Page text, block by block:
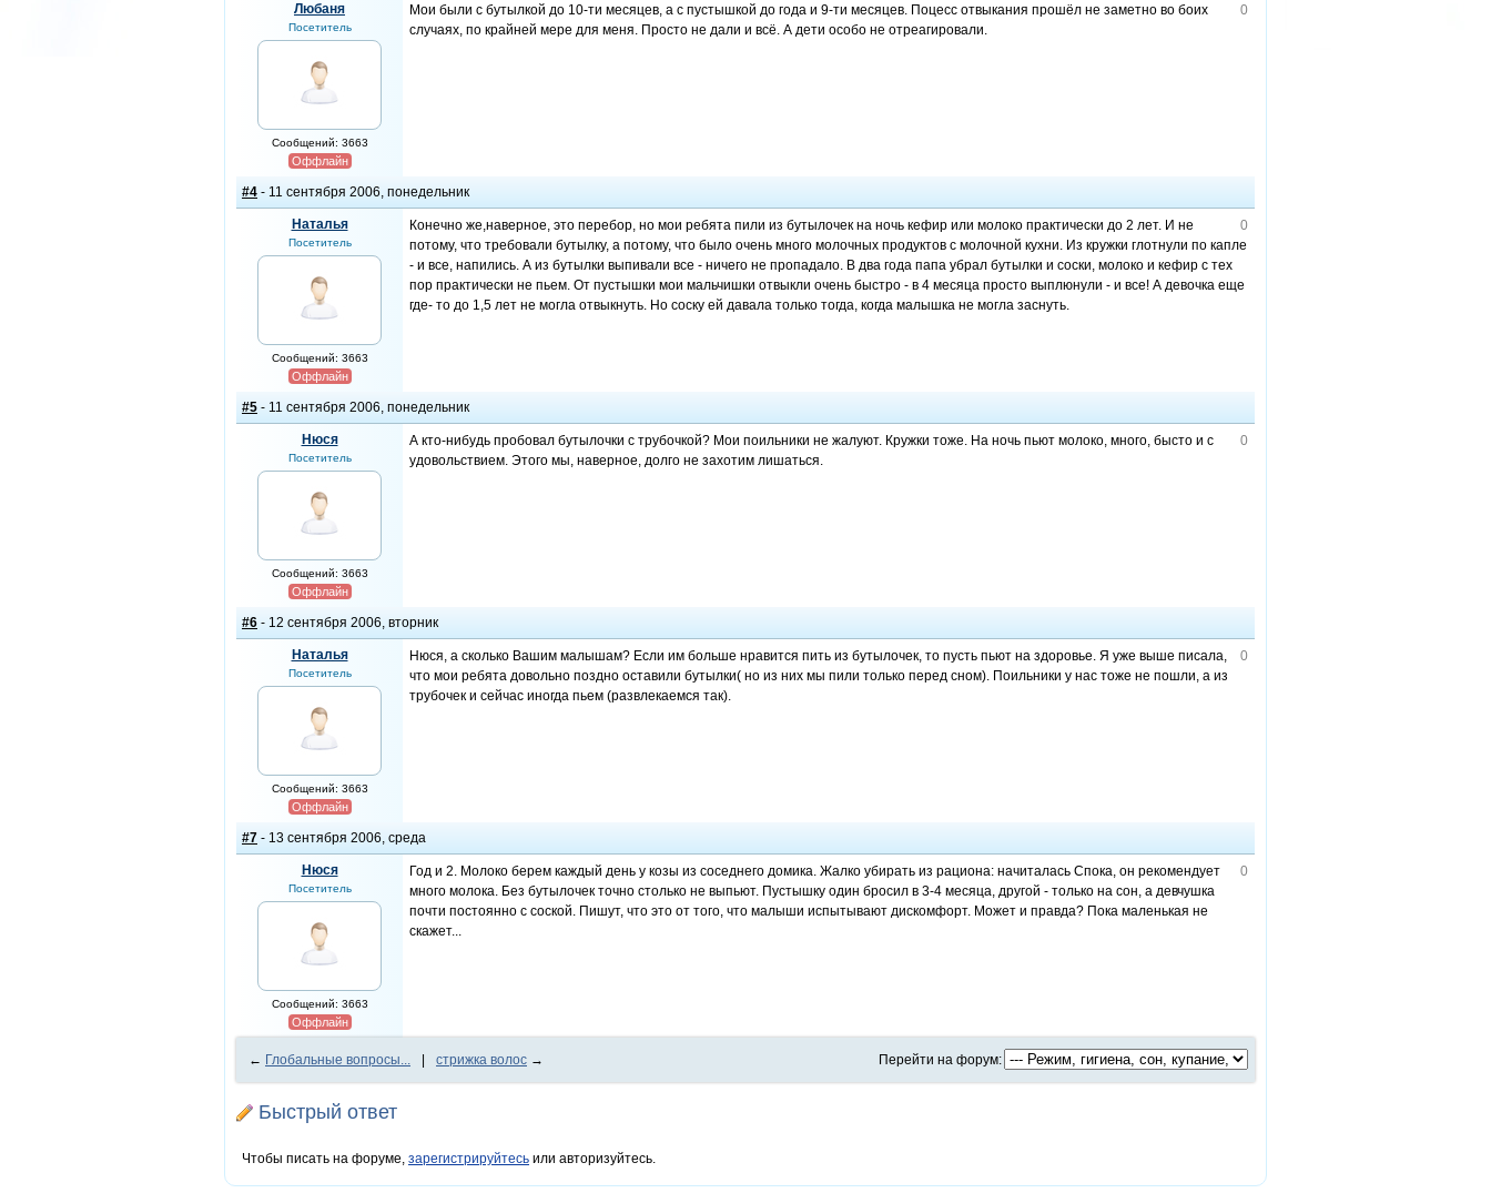
Любаня
Посетитель
Сообщений: 3663
Оффлайн
0
Мои были с бутылкой до 10-ти месяцев, а с пустышкой до года и 9-ти месяцев. Поцесс отвыкания прошёл не заметно во боих
случаях, по крайней мере для меня. Просто не дали и всё. А дети особо не отреагировали.
#4 - 11 сентября 2006, понедельник
Наталья
Посетитель
Сообщений: 3663
Оффлайн
0
Конечно же,наверное, это перебор, но мои ребята пили из бутылочек на ночь кефир или молоко практически до 2 лет. И не
потому, что требовали бутылку, а потому, что было очень много молочных продуктов с молочной кухни. Из кружки глотнули по капле
- и все, напились. А из бутылки выпивали все - ничего не пропадало. В два года папа убрал бутылки и соски, молоко и кефир с тех
пор практически не пьем. От пустышки мои мальчишки отвыкли очень быстро - в 4 месяца просто выплюнули - и все! А девочка еще
где- то до 1,5 лет не могла отвыкнуть. Но соску ей давала только тогда, когда малышка не могла заснуть.
#5 - 11 сентября 2006, понедельник
Нюся
Посетитель
Сообщений: 3663
Оффлайн
0
А кто-нибудь пробовал бутылочки с трубочкой? Мои поильники не жалуют. Кружки тоже. На ночь пьют молоко, много, бысто и с
удовольствием. Этого мы, наверное, долго не захотим лишаться.
#6 - 12 сентября 2006, вторник
Наталья
Посетитель
Сообщений: 3663
Оффлайн
0
Нюся, а сколько Вашим малышам? Если им больше нравится пить из бутылочек, то пусть пьют на здоровье. Я уже выше писала,
что мои ребята довольно поздно оставили бутылки( но из них мы пили только перед сном). Поильники у нас тоже не пошли, а из
трубочек и сейчас иногда пьем (развлекаемся так).
#7 - 13 сентября 2006, среда
Нюся
Посетитель
Сообщений: 3663
Оффлайн
0
Год и 2. Молоко берем каждый день у козы из соседнего домика. Жалко убирать из рациона: начиталась Спока, он рекомендует
много молока. Без бутылочек точно столько не выпьют. Пустышку один бросил в 3-4 месяца, другой - только на сон, а девчушка
почти постоянно с соской. Пишут, что это от того, что малыши испытывают дискомфорт. Может и правда? Пока маленькая не
скажет...
← Глобальные вопросы... стрижка волос → Перейти на форум:
Быстрый ответ
Чтобы писать на форуме, зарегистрируйтесь или авторизуйтесь.